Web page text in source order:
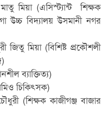
মিয়া (এসিস্ট্যান্ট শিক্ষক
উচ্চ বিদ্যালয় উসমানী নগর
মিয়া (বিশিষ্ট প্রকৌশলী
ব্যাক্তিত্য)
চিকিৎসক)
(শিক্ষক কাজীগঞ্জ বাজার